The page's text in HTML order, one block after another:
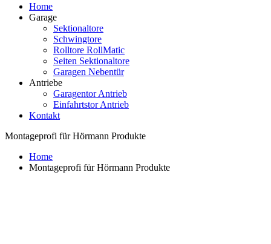
Home
Garage
Sektionaltore
Schwingtore
Rolltore RollMatic
Seiten Sektionaltore
Garagen Nebentür
Antriebe
Garagentor Antrieb
Einfahrtstor Antrieb
Kontakt
Montageprofi für Hörmann Produkte
Home
Montageprofi für Hörmann Produkte